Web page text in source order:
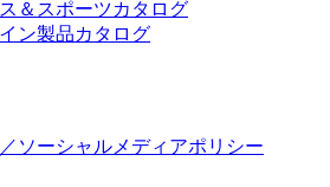
＆スポーツカタログ
ン製品カタログ
ソーシャルメディアポリシー